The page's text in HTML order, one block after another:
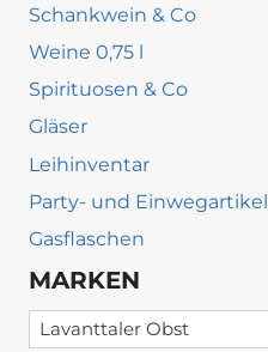
Schankwein & Co
Weine 0,75 l
Spirituosen & Co
Gläser
Leihinventar
Party- und Einwegartikel
Gasflaschen
MARKEN